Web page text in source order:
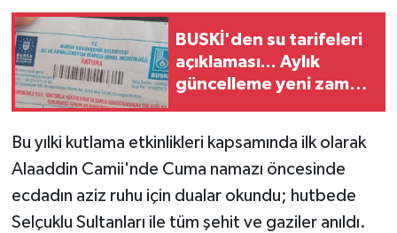
BUSKİ'den su tarifeleri
açıklaması... Aylık
güncelleme yeni zam
Bu yılki kutlama etkinlikleri kapsamında ilk olarak
Alaaddin Camii'nde Cuma namazı öncesinde
ecdadın aziz ruhu için dualar okundu; hutbede
Selçuklu Sultanları ile tüm şehit ve gaziler anıldı.